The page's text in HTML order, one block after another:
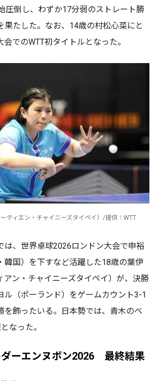
圧倒し、わずか17分弱のストレート勝
果たした。なお、14歳の村松心菜にと
でのWTT初タイトルとなった。
ティエン・チャイニーズタイペイ）/提供：WTT
は、世界卓球2026ロンドン大会で申裕
韓国）を下すなど活躍した18歳の葉伊
アン・チャイニーズタイペイ）が、決勝
ル（ポーランド）をゲームカウント3-1
を飾ったいる。日本勢では、青木のベ
なった。
ーエンヌボン2026 最終結果